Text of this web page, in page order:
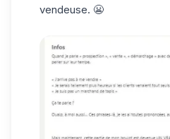
vendeuse. 😬